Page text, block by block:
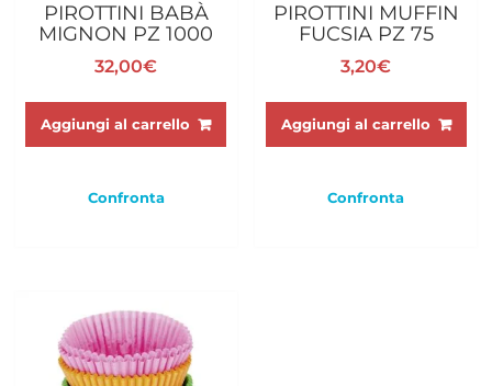
PIROTTINI BABÀ
MIGNON PZ 1000
32,00€
Aggiungi al carrello
Confronta
PIROTTINI MUFFIN
FUCSIA PZ 75
3,20€
Aggiungi al carrello
Confronta